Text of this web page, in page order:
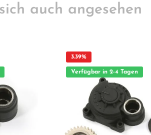
auch angesehen
3.39%
Verfügbar in 2-4 Tagen